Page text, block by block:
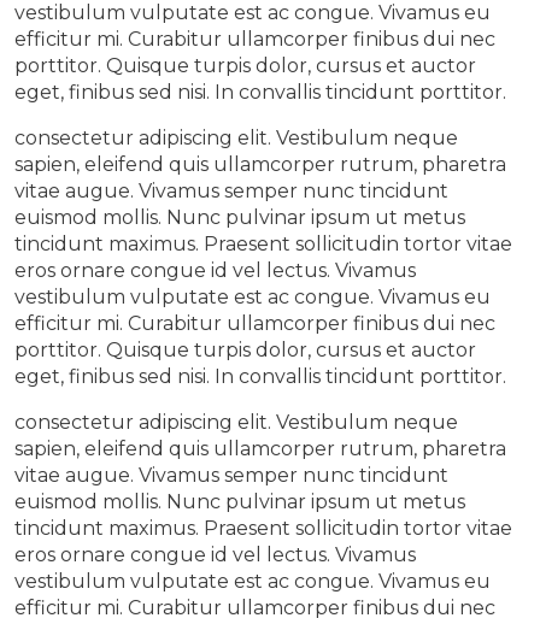
vestibulum vulputate est ac congue. Vivamus eu
efficitur mi. Curabitur ullamcorper finibus dui nec
porttitor. Quisque turpis dolor, cursus et auctor
eget, finibus sed nisi. In convallis tincidunt porttitor.
consectetur adipiscing elit. Vestibulum neque
sapien, eleifend quis ullamcorper rutrum, pharetra
vitae augue. Vivamus semper nunc tincidunt
euismod mollis. Nunc pulvinar ipsum ut metus
tincidunt maximus. Praesent sollicitudin tortor vitae
eros ornare congue id vel lectus. Vivamus
vestibulum vulputate est ac congue. Vivamus eu
efficitur mi. Curabitur ullamcorper finibus dui nec
porttitor. Quisque turpis dolor, cursus et auctor
eget, finibus sed nisi. In convallis tincidunt porttitor.
consectetur adipiscing elit. Vestibulum neque
sapien, eleifend quis ullamcorper rutrum, pharetra
vitae augue. Vivamus semper nunc tincidunt
euismod mollis. Nunc pulvinar ipsum ut metus
tincidunt maximus. Praesent sollicitudin tortor vitae
eros ornare congue id vel lectus. Vivamus
vestibulum vulputate est ac congue. Vivamus eu
efficitur mi. Curabitur ullamcorper finibus dui nec